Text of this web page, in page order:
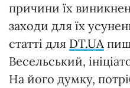
причини їх
заходи для їх
статті для DT.UA
Весельський,
На його думку,